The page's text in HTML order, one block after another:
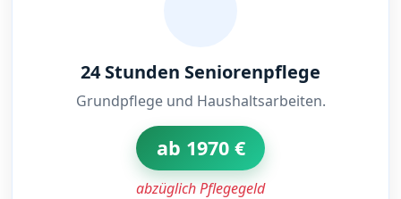
24 Stunden Seniorenpflege
Grundpflege und Haushaltsarbeiten.
ab 1970 €
abzüglich Pflegegeld